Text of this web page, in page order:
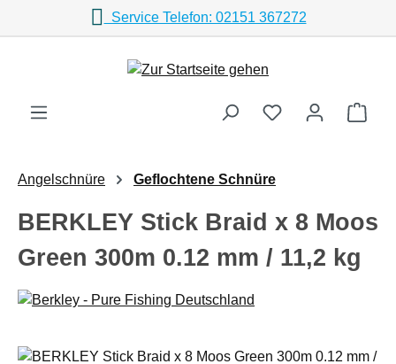
Zum Hauptinhalt springenService Telefon: 02151 367272
Angelschnüre Geflochtene Schnüre
BERKLEY Stick Braid x 8 Moos
Green 300m 0.12 mm / 11,2 kg
Bildergalerie überspringen